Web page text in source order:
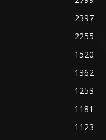
2397
2255
1520
1362
1253
1181
1123